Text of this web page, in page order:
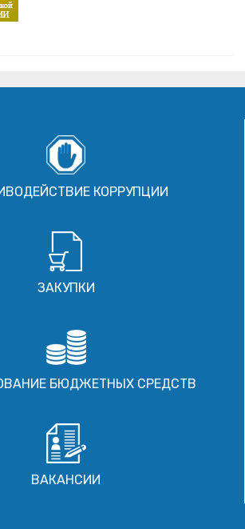
КОРРУПЦИИ
ЗАКУПКИ
БЮДЖЕТНЫХ СРЕДСТВ
ВАКАНСИИ